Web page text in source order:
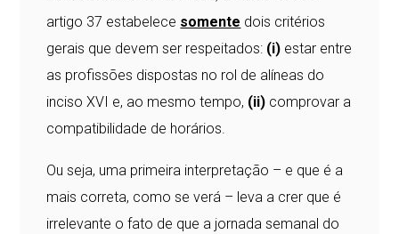
artigo 37 estabelece somente dois critérios
gerais que devem ser respeitados: (i) estar entre
as profissões dispostas no rol de alíneas do
inciso XVI e, ao mesmo tempo, (ii) comprovar a
compatibilidade de horários.
Ou seja, uma primeira interpretação – e que é a
mais correta, como se verá – leva a crer que é
irrelevante o fato de que a jornada semanal do